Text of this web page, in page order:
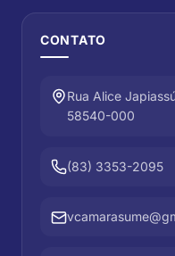
CONTATO
Rua Alice
58540-000
(83) 3353-2095